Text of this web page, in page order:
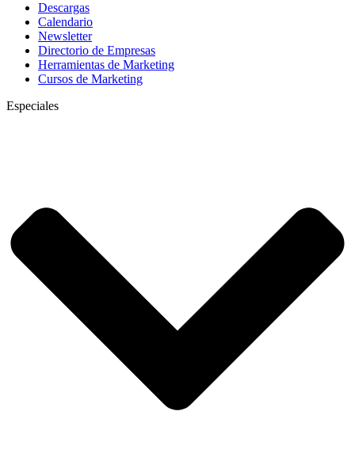
Descargas
Calendario
Newsletter
Directorio de Empresas
Herramientas de Marketing
Cursos de Marketing
Especiales